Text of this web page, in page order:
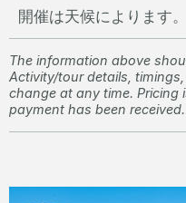
開催は天候によります。
The information above
Activity/tour details,
change at any time. Pricing
payment has been received.